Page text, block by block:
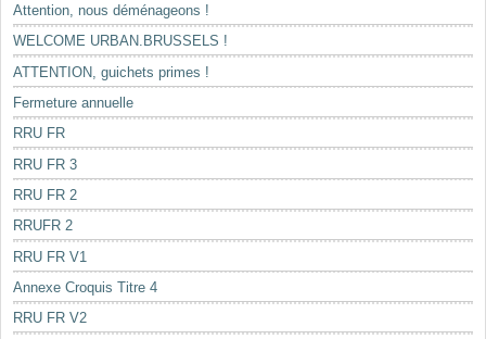
Attention, nous déménageons !
WELCOME URBAN.BRUSSELS !
ATTENTION, guichets primes !
Fermeture annuelle
RRU FR
RRU FR 3
RRU FR 2
RRUFR 2
RRU FR V1
Annexe Croquis Titre 4
RRU FR V2